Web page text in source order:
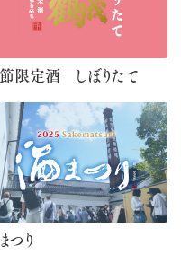
限定酒 しぼりたて
つり